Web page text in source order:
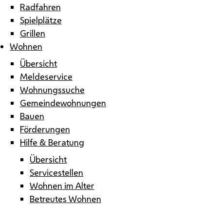
Radfahren
Spielplätze
Grillen
Wohnen
Übersicht
Meldeservice
Wohnungssuche
Gemeindewohnungen
Bauen
Förderungen
Hilfe & Beratung
Übersicht
Servicestellen
Wohnen im Alter
Betreutes Wohnen